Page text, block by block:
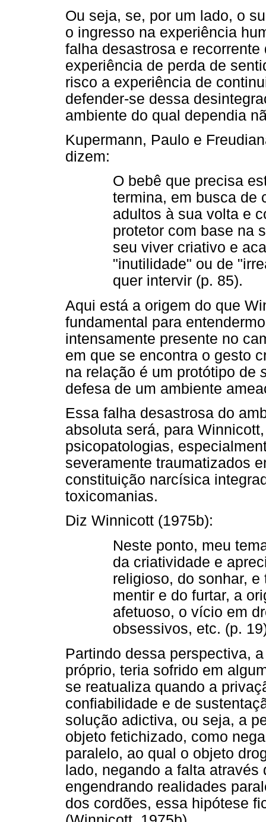
Ou seja, se, por um lado, o
o ingresso na experiência
falha desastrosa e
experiência de perda de
risco a experiência de
defender-se dessa
ambiente do qual dependia
Kupermann, Paulo e
dizem:
O bebê que precisa
termina, em busca de
adultos à sua volta e
protetor com base na
seu viver criativo e
"inutilidade" ou de
quer intervir (p. 85).
Aqui está a origem do que
fundamental para
intensamente presente no
em que se encontra o gesto
na relação é um protótipo de
defesa de um ambiente
Essa falha desastrosa do
absoluta será, para
psicopatologias,
severamente traumatizados
constituição narcísica
toxicomanias.
Diz Winnicott (1975b):
Neste ponto, meu
da criatividade e
religioso, do sonhar,
mentir e do furtar, a
afetuoso, o vício em
obsessivos, etc. (p.
Partindo dessa perspectiva,
próprio, teria sofrido em
se reatualiza quando a
confiabilidade e de
solução adictiva, ou seja, a
objeto fetichizado, como
paralelo, ao qual o objeto
lado, negando a falta
engendrando realidades
dos cordões, essa hipótese